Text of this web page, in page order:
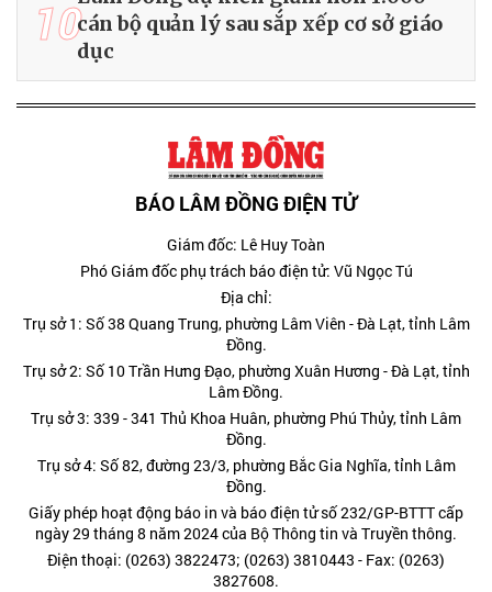
10cán bộ quản lý sau sắp xếp cơ sở giáo
dục
BÁO LÂM ĐỒNG ĐIỆN TỬ
Giám đốc: Lê Huy Toàn
Phó Giám đốc phụ trách báo điện tử: Vũ Ngọc Tú
Địa chỉ:
Trụ sở 1: Số 38 Quang Trung, phường Lâm Viên - Đà Lạt, tỉnh Lâm
Đồng.
Trụ sở 2: Số 10 Trần Hưng Đạo, phường Xuân Hương - Đà Lạt, tỉnh
Lâm Đồng.
Trụ sở 3: 339 - 341 Thủ Khoa Huân, phường Phú Thủy, tỉnh Lâm
Đồng.
Trụ sở 4: Số 82, đường 23/3, phường Bắc Gia Nghĩa, tỉnh Lâm
Đồng.
Giấy phép hoạt động báo in và báo điện tử số 232/GP-BTTT cấp
ngày 29 tháng 8 năm 2024 của Bộ Thông tin và Truyền thông.
Điện thoại: (0263) 3822473; (0263) 3810443 - Fax: (0263)
3827608.